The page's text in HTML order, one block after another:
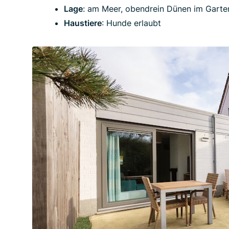
Lage: am Meer, obendrein Dünen im
Haustiere: Hunde erlaubt